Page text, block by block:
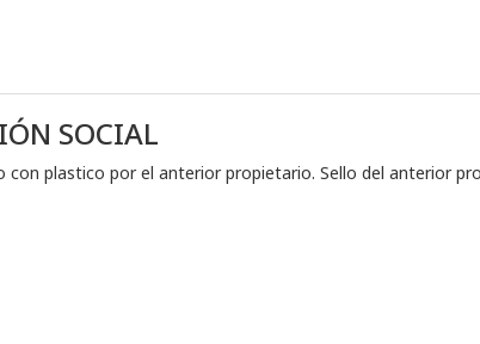
SOCIAL
con plastico por el anterior propietario. Sello del anterior